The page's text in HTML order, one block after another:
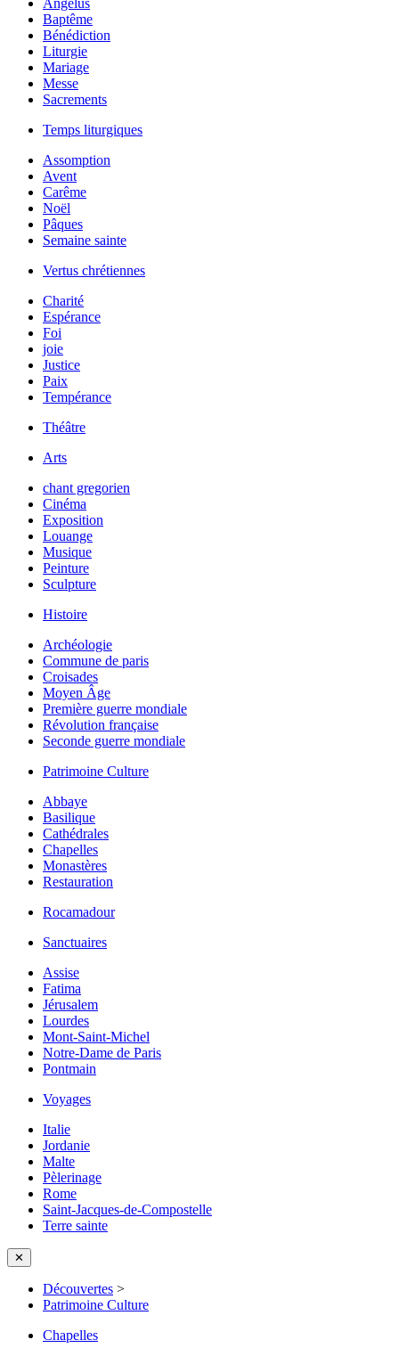
Angelus
Baptême
Bénédiction
Liturgie
Mariage
Messe
Sacrements
Temps liturgiques
Assomption
Avent
Carême
Noël
Pâques
Semaine sainte
Vertus chrétiennes
Charité
Espérance
Foi
joie
Justice
Paix
Tempérance
Théâtre
Arts
chant gregorien
Cinéma
Exposition
Louange
Musique
Peinture
Sculpture
Histoire
Archéologie
Commune de paris
Croisades
Moyen Âge
Première guerre mondiale
Révolution française
Seconde guerre mondiale
Patrimoine Culture
Abbaye
Basilique
Cathédrales
Chapelles
Monastères
Restauration
Rocamadour
Sanctuaires
Assise
Fatima
Jérusalem
Lourdes
Mont-Saint-Michel
Notre-Dame de Paris
Pontmain
Voyages
Italie
Jordanie
Malte
Pèlerinage
Rome
Saint-Jacques-de-Compostelle
Terre sainte
✕
Découvertes >
Patrimoine Culture
Chapelles